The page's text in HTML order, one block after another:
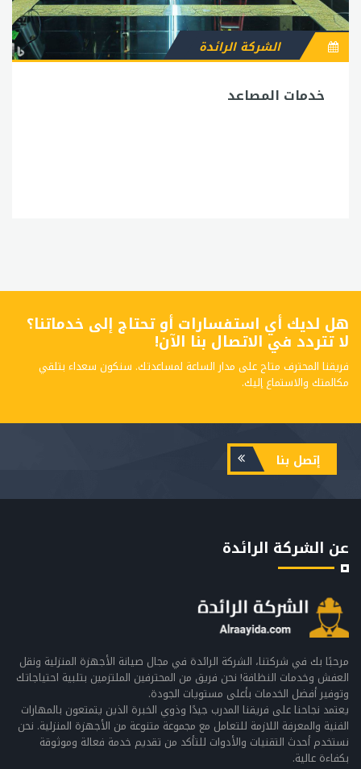
خدمات المصاعد
الشركة الرائدة
هل لديك أي استفسارات أو تحتاج إلى خدماتنا؟
لا تتردد في الاتصال بنا الآن!
فريقنا المحترف متاح على مدار الساعة لمساعدتك. سنكون سعداء بتلقي
مكالمتك والاستماع إليك.
إتصل بنا
عن الشركة الرائدة
مرحبًا بك في شركتنا، الشركة الرائدة في مجال صيانة الأجهزة المنزلية ونقل
العفش وخدمات النظافة! نحن فريق من المحترفين الملتزمين بتلبية احتياجاتك
وتوفير أفضل الخدمات بأعلى مستويات الجودة.
يعتمد نجاحنا على فريقنا المدرب جيدًا وذوي الخبرة الذين يتمتعون بالمهارات
الفنية والمعرفة اللازمة للتعامل مع مجموعة متنوعة من الأجهزة المنزلية. نحن
نستخدم أحدث التقنيات والأدوات للتأكد من تقديم خدمة فعالة وموثوقة
بكفاءة عالية.